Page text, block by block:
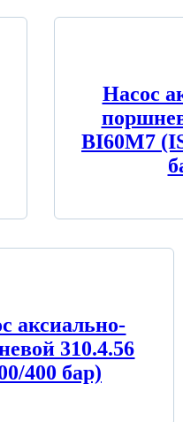
Насос
BI60M7
аксиально-
310.4.56
400 бар)